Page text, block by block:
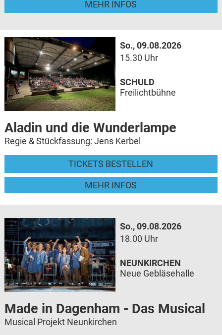
MEHR INFOS
So., 09.08.2026
15.30 Uhr
Aladin und die Wunderlampe
Regie & Stückfassung: Jens Kerbel
TICKETS BESTELLEN
MEHR INFOS
SCHULD
Freilichtbühne
So., 09.08.2026
18.00 Uhr
Made in Dagenham - Das Musical
Musical Projekt Neunkirchen
NEUNKIRCHEN
Neue Gebläsehalle